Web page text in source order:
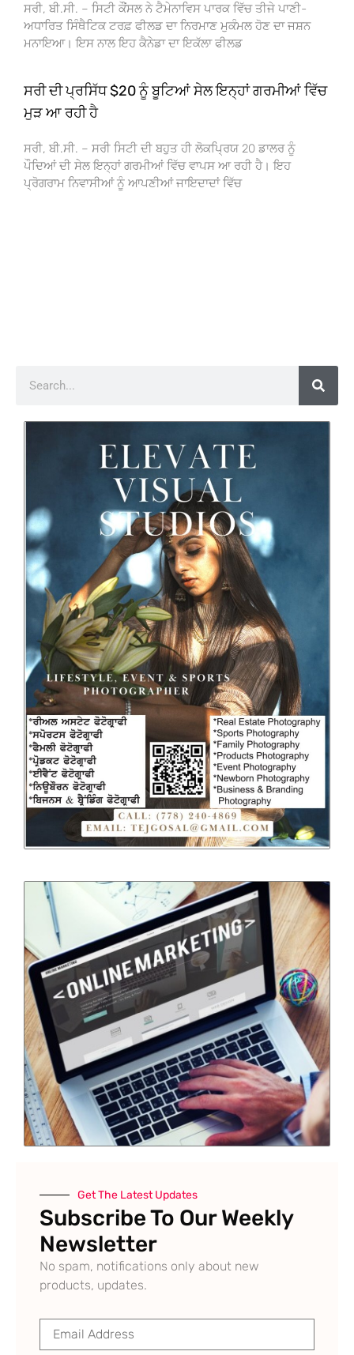
ਸਰੀ, ਬੀ.ਸੀ. – ਸਿਟੀ ਕੌਂਸਲ ਨੇ ਟੈਮੇਨਾਵਿਸ ਪਾਰਕ ਵਿੱਚ ਤੀਜੇ ਪਾਣੀ-
ਅਧਾਰਿਤ ਸਿੰਥੈਟਿਕ ਟਰਫ਼ ਫੀਲਡ ਦਾ ਨਿਰਮਾਣ ਮੁਕੰਮਲ ਹੋਣ ਦਾ ਜਸ਼ਨ
ਮਨਾਇਆ। ਇਸ ਨਾਲ ਇਹ ਕੈਨੇਡਾ ਦਾ ਇਕੱਲਾ ਫੀਲਡ
ਸਰੀ ਦੀ ਪ੍ਰਸਿੱਧ $20 ਨੂੰ ਬੂਟਿਆਂ ਸੇਲ ਇਨ੍ਹਾਂ ਗਰਮੀਆਂ ਵਿੱਚ
ਮੁੜ ਆ ਰਹੀ ਹੈ
ਸਰੀ, ਬੀ.ਸੀ. – ਸਰੀ ਸਿਟੀ ਦੀ ਬਹੁਤ ਹੀ ਲੋਕਪ੍ਰਿਯ 20 ਡਾਲਰ ਨੂੰ
ਪੌਦਿਆਂ ਦੀ ਸੇਲ ਇਨ੍ਹਾਂ ਗਰਮੀਆਂ ਵਿੱਚ ਵਾਪਸ ਆ ਰਹੀ ਹੈ। ਇਹ
ਪ੍ਰੋਗਰਾਮ ਨਿਵਾਸੀਆਂ ਨੂੰ ਆਪਣੀਆਂ ਜਾਇਦਾਦਾਂ ਵਿੱਚ
Get The Latest Updates
Subscribe To Our Weekly
Newsletter
No spam, notifications only about new
products, updates.